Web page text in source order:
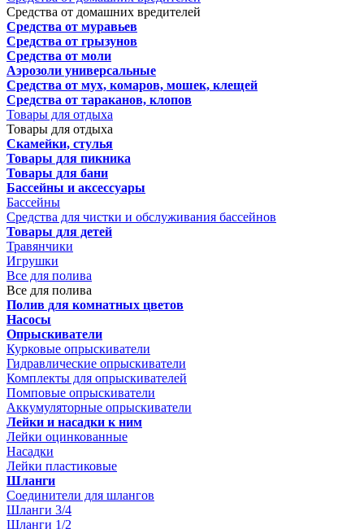
Средства от домашних вредителей
Средства от муравьев
Средства от грызунов
Средства от моли
Аэрозоли универсальные
Средства от мух, комаров, мошек, клещей
Средства от тараканов, клопов
Товары для отдыха
Товары для отдыха
Скамейки, стулья
Товары для пикника
Товары для бани
Бассейны и аксессуары
Бассейны
Средства для чистки и обслуживания бассейнов
Товары для детей
Травянчики
Игрушки
Все для полива
Все для полива
Полив для комнатных цветов
Насосы
Опрыскиватели
Курковые опрыскиватели
Гидравлические опрыскиватели
Комплекты для опрыскивателей
Помповые опрыскиватели
Аккумуляторные опрыскиватели
Лейки и насадки к ним
Лейки оцинкованные
Насадки
Лейки пластиковые
Шланги
Соединители для шлангов
Шланги 3/4
Шланги 1/2